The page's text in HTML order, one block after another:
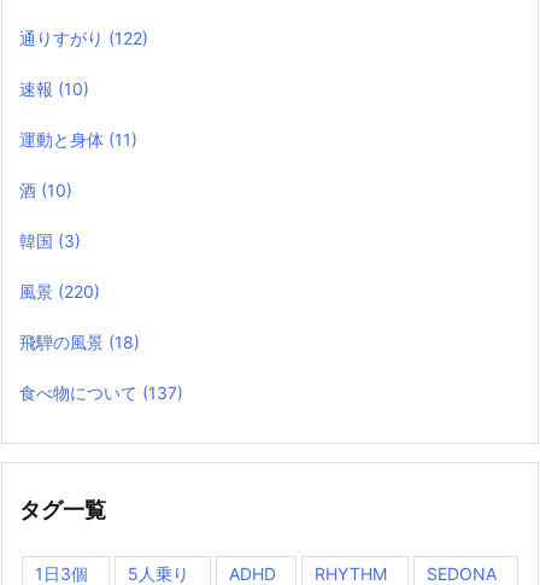
通りすがり (122)
速報 (10)
運動と身体 (11)
酒 (10)
韓国 (3)
風景 (220)
飛騨の風景 (18)
食べ物について (137)
タグ一覧
1日3個 5人乗り ADHD RHYTHM SEDONA